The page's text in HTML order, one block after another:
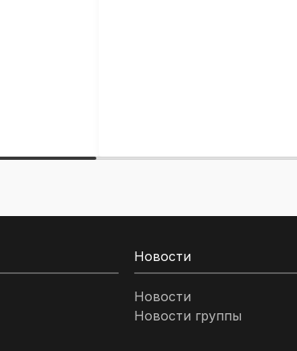
Новости
Новости
Новости группы